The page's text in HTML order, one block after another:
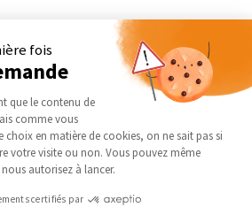
fois
Gestion du
que le contenu de
comme vous
choix en matière de cookies, on ne sait pas si
votre visite ou non. Vous pouvez même
autorisez à lancer.
certifiés par
consent